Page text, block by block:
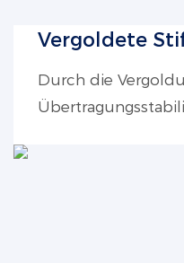
Vergoldete
Durch die